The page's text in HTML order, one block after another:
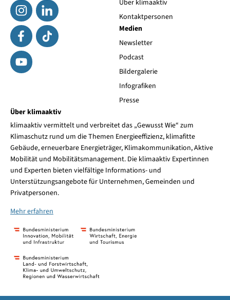
Über klimaaktiv
Kontaktpersonen
Medien
Newsletter
Podcast
Bildergalerie
Infografiken
Presse
Über klimaaktiv
klimaaktiv vermittelt und verbreitet das „Gewusst Wie“ zum
Klimaschutz rund um die Themen Energieeffizienz, klimafitte
Gebäude, erneuerbare Energieträger, Klimakommunikation, Aktive
Mobilität und Mobilitätsmanagement. Die klimaaktiv Expertinnen
und Experten bieten vielfältige Informations- und
Unterstützungsangebote für Unternehmen, Gemeinden und
Privatpersonen.
Mehr erfahren